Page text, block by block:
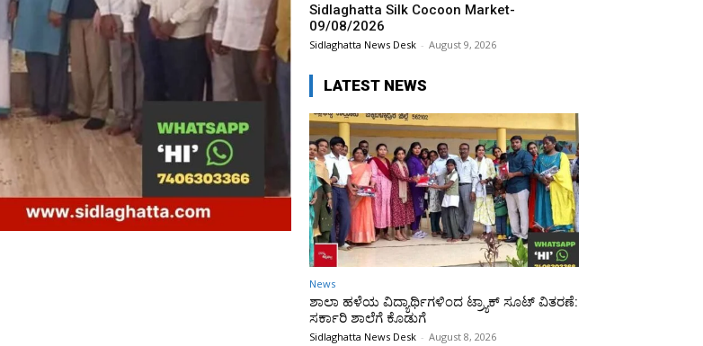
Sidlaghatta Silk Cocoon Market-
09/08/2026
Sidlaghatta News Desk - August 9, 2026
LATEST NEWS
News
ಶಾಲಾ ಹಳೆಯ ವಿದ್ಯಾರ್ಥಿಗಳಿಂದ ಟ್ರ್ಯಾಕ್‌ ಸೂಟ್ ವಿತರಣೆ:
ಸರ್ಕಾರಿ ಶಾಲೆಗೆ ಕೊಡುಗೆ
Sidlaghatta News Desk - August 8, 2026